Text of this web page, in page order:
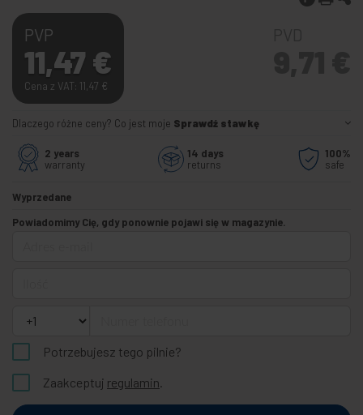
PVP
11,47 €
Cena z VAT: 11,47 €
Dlaczego różne ceny? Co jest moje Sprawdź stawkę
2 years
warranty
14 days
returns
100%
safe
Wyprzedane
Powiadomimy Cię, gdy ponownie pojawi się w magazynie.
Potrzebujesz tego pilnie?
Zaakceptuj regulamin.